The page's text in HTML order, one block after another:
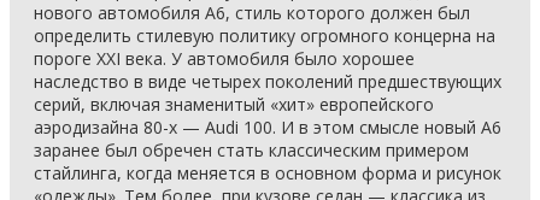
нового автомобиля А6, стиль которого должен был
определить стилевую политику огромного концерна на
пороге ХХI века. У автомобиля было хорошее
наследство в виде четырех поколений предшествующих
серий, включая знаменитый «хит» европейского
аэродизайна 80-х — Audi 100. И в этом смысле новый А6
заранее был обречен стать классическим примером
стайлинга, когда меняется в основном форма и рисунок